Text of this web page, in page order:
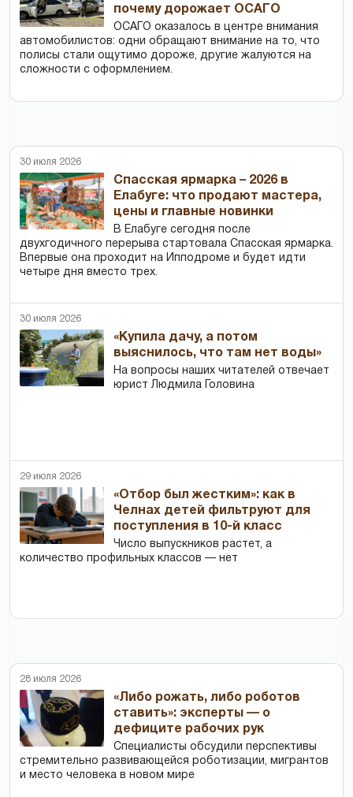
почему дорожает ОСАГО
ОСАГО оказалось в центре внимания
автомобилистов: одни обращают внимание на то, что
полисы стали ощутимо дороже, другие жалуются на
сложности с оформлением.
30 июля 2026
Спасская ярмарка – 2026 в
Елабуге: что продают мастера,
цены и главные новинки
В Елабуге сегодня после
двухгодичного перерыва стартовала Спасская ярмарка.
Впервые она проходит на Ипподроме и будет идти
четыре дня вместо трех.
30 июля 2026
«Купила дачу, а потом
выяснилось, что там нет воды»
На вопросы наших читателей отвечает
юрист Людмила Головина
29 июля 2026
«Отбор был жестким»: как в
Челнах детей фильтруют для
поступления в 10-й класс
Число выпускников растет, а
количество профильных классов — нет
28 июля 2026
«Либо рожать, либо роботов
ставить»: эксперты — о
дефиците рабочих рук
Специалисты обсудили перспективы
стремительно развивающейся роботизации, мигрантов
и место человека в новом мире